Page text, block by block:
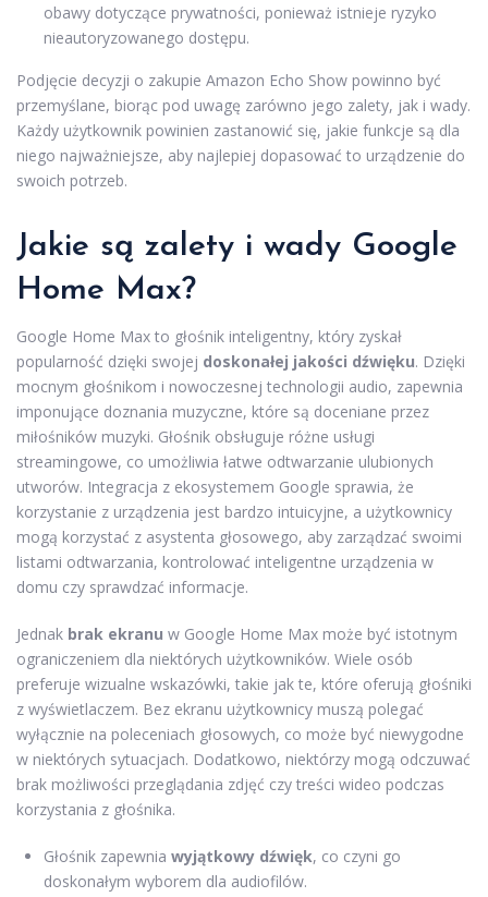
obawy dotyczące prywatności, ponieważ istnieje ryzyko
nieautoryzowanego dostępu.
Podjęcie decyzji o zakupie Amazon Echo Show powinno być
przemyślane, biorąc pod uwagę zarówno jego zalety, jak i wady.
Każdy użytkownik powinien zastanowić się, jakie funkcje są dla
niego najważniejsze, aby najlepiej dopasować to urządzenie do
swoich potrzeb.
Jakie są zalety i wady Google
Home Max?
Google Home Max to głośnik inteligentny, który zyskał
popularność dzięki swojej doskonałej jakości dźwięku. Dzięki
mocnym głośnikom i nowoczesnej technologii audio, zapewnia
imponujące doznania muzyczne, które są doceniane przez
miłośników muzyki. Głośnik obsługuje różne usługi
streamingowe, co umożliwia łatwe odtwarzanie ulubionych
utworów. Integracja z ekosystemem Google sprawia, że
korzystanie z urządzenia jest bardzo intuicyjne, a użytkownicy
mogą korzystać z asystenta głosowego, aby zarządzać swoimi
listami odtwarzania, kontrolować inteligentne urządzenia w
domu czy sprawdzać informacje.
Jednak brak ekranu w Google Home Max może być istotnym
ograniczeniem dla niektórych użytkowników. Wiele osób
preferuje wizualne wskazówki, takie jak te, które oferują głośniki
z wyświetlaczem. Bez ekranu użytkownicy muszą polegać
wyłącznie na poleceniach głosowych, co może być niewygodne
w niektórych sytuacjach. Dodatkowo, niektórzy mogą odczuwać
brak możliwości przeglądania zdjęć czy treści wideo podczas
korzystania z głośnika.
Głośnik zapewnia wyjątkowy dźwięk, co czyni go
doskonałym wyborem dla audiofilów.